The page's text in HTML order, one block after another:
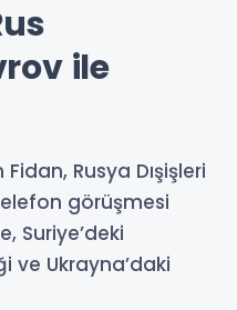
ile
Fidan, Rusya Dışişleri
görüşmesi
Suriye’deki
ve Ukrayna’daki